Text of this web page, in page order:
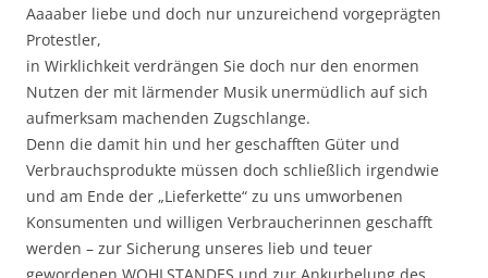
Aaaaber liebe und doch nur unzureichend vorgeprägten
Protestler,
in Wirklichkeit verdrängen Sie doch nur den enormen
Nutzen der mit lärmender Musik unermüdlich auf sich
aufmerksam machenden Zugschlange.
Denn die damit hin und her geschafften Güter und
Verbrauchsprodukte müssen doch schließlich irgendwie
und am Ende der „Lieferkette“ zu uns umworbenen
Konsumenten und willigen Verbraucherinnen geschafft
werden – zur Sicherung unseres lieb und teuer